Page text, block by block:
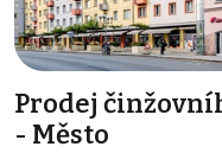
Prodej
- Město